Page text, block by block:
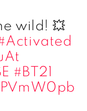
wild! 💥
#BT21